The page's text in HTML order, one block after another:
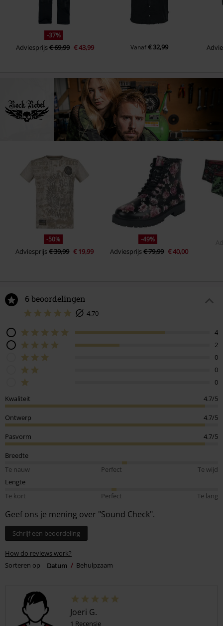
-37%
Adviesprijs€ 69,99 € 43,99 Vanaf€ 32,99
-50%
Adviesprijs€ 39,99 € 19,99
-49%
Adviesprijs€ 79,99 € 40,00
6 beoordelingen
4.70
4
2
0
0
0
Kwaliteit
4.7/5
Ontwerp 4.7/5
Pasvorm 4.7/5
Breedte
Te nauw
Perfect
Te wijd
Lengte
Te kort
Perfect Te lang
Geef ons je mening over "Sound Check".
Schrijf een beoordeling
How do reviews work?
Sorteren op
Datum Behulpzaam
Joeri G.
1 Recensie